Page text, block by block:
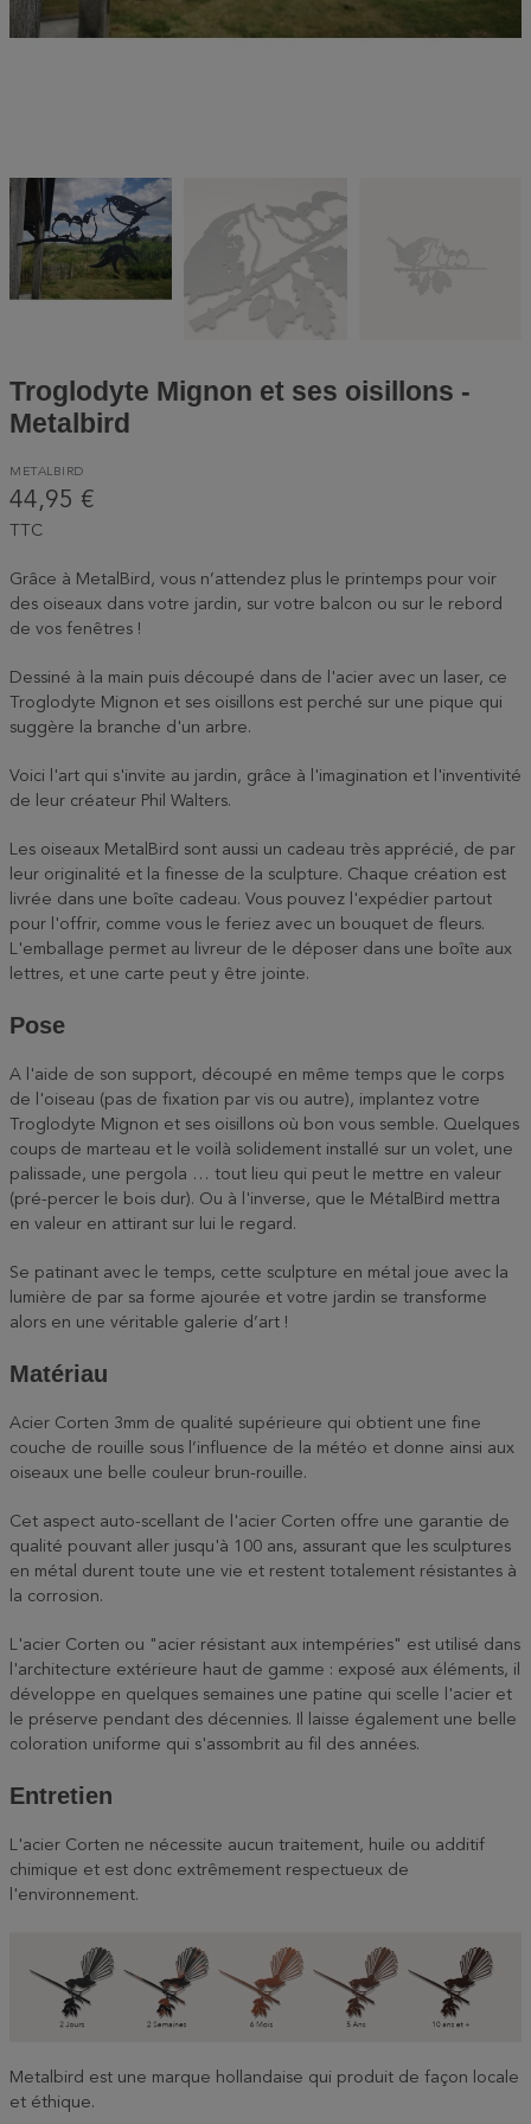
Troglodyte Mignon et ses oisillons -
Metalbird
METALBIRD
44,95 €
TTC
Grâce à MetalBird, vous n’attendez plus le printemps pour voir
des oiseaux dans votre jardin, sur votre balcon ou sur le rebord
de vos fenêtres !
Dessiné à la main puis découpé dans de l'acier avec un laser, ce
Troglodyte Mignon et ses oisillons est perché sur une pique qui
suggère la branche d'un arbre.
Voici l'art qui s'invite au jardin, grâce à l'imagination et l'inventivité
de leur créateur Phil Walters.
Les oiseaux MetalBird sont aussi un cadeau très apprécié, de par
leur originalité et la finesse de la sculpture. Chaque création est
livrée dans une boîte cadeau. Vous pouvez l'expédier partout
pour l'offrir, comme vous le feriez avec un bouquet de fleurs.
L'emballage permet au livreur de le déposer dans une boîte aux
lettres, et une carte peut y être jointe.
Pose
A l'aide de son support, découpé en même temps que le corps
de l'oiseau (pas de fixation par vis ou autre), implantez votre
Troglodyte Mignon et ses oisillons où bon vous semble. Quelques
coups de marteau et le voilà solidement installé sur un volet, une
palissade, une pergola … tout lieu qui peut le mettre en valeur
(pré-percer le bois dur). Ou à l'inverse, que le MétalBird mettra
en valeur en attirant sur lui le regard.
Se patinant avec le temps, cette sculpture en métal joue avec la
lumière de par sa forme ajourée et votre jardin se transforme
alors en une véritable galerie d’art !
Matériau
Acier Corten 3mm de qualité supérieure qui obtient une fine
couche de rouille sous l’influence de la météo et donne ainsi aux
oiseaux une belle couleur brun-rouille.
Cet aspect auto-scellant de l'acier Corten offre une garantie de
qualité pouvant aller jusqu'à 100 ans, assurant que les sculptures
en métal durent toute une vie et restent totalement résistantes à
la corrosion.
L'acier Corten ou "acier résistant aux intempéries" est utilisé dans
l'architecture extérieure haut de gamme : exposé aux éléments, il
développe en quelques semaines une patine qui scelle l'acier et
le préserve pendant des décennies. Il laisse également une belle
coloration uniforme qui s'assombrit au fil des années.
Entretien
L'acier Corten ne nécessite aucun traitement, huile ou additif
chimique et est donc extrêmement respectueux de
l'environnement.
Metalbird est une marque hollandaise qui produit de façon locale
et éthique.